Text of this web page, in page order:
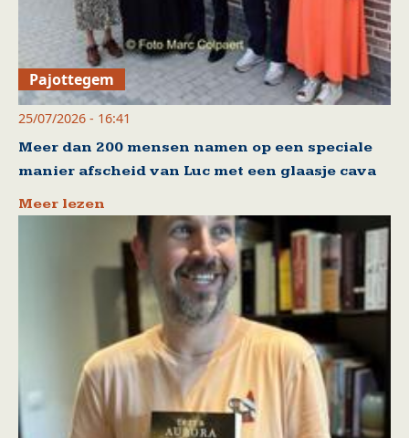
Pajottegem
25/07/2026 - 16:41
Meer dan 200 mensen namen op een speciale
manier afscheid van Luc met een glaasje cava
Meer lezen